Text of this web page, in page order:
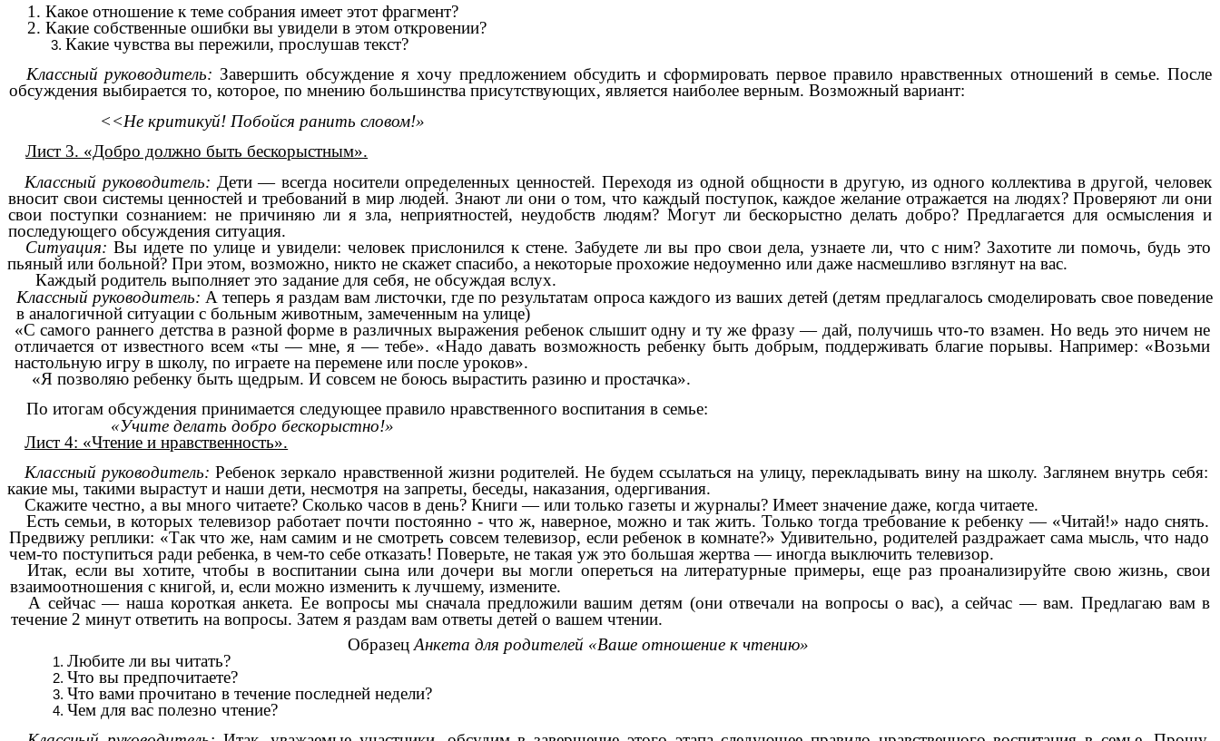
1. Какое отношение к теме собрания имеет этот фрагмент?
2. Какие собственные ошибки вы увидели в этом откровении?
Какие чувства вы пережили, прослушав текст?
Классный руководитель: Завершить обсуждение я хочу предложением обсудить и сформировать первое правило нравственных отношений в семье. После
обсуждения выбирается то, которое, по мнению большинства присутствующих, является наиболее верным. Возможный вариант:
<<Не критикуй! Побойся ранить словом!»
Лист 3. «Добро должно быть бескорыстным».
Классный руководитель: Дети — всегда носители определенных ценностей. Переходя из одной общности в другую, из одного коллектива в другой, человек
вносит свои системы ценностей и требований в мир людей. Знают ли они о том, что каждый поступок, каждое желание отражается на людях? Проверяют ли они
свои поступки сознанием: не причиняю ли я зла, неприятностей, неудобств людям? Могут ли бескорыстно делать добро? Предлагается для осмысления и
последующего обсуждения ситуация.
Ситуация: Вы идете по улице и увидели: человек прислонился к стене. Забудете ли вы про свои дела, узнаете ли, что с ним? Захотите ли помочь, будь это
пьяный или больной? При этом, возможно, никто не скажет спасибо, а некоторые прохожие недоуменно или даже насмешливо взглянут на вас.
Каждый родитель выполняет это задание для себя, не обсуждая вслух.
Классный руководитель:А теперь я раздам вам листочки, где по результатам опроса каждого из ваших детей (детям предлагалось смоделировать свое поведение
в аналогичной ситуации с больным животным, замеченным на улице)
«С самого раннего детства в разной форме в различных выражения ребенок слышит одну и ту же фразу — дай, получишь что-то взамен. Но ведь это ничем не
отличается от известного всем «ты — мне, я — тебе». «Надо давать возможность ребенку быть добрым, поддерживать благие порывы. Например: «Возьми
настольную игру в школу, по играете на перемене или после уроков».
«Я позволяю ребенку быть щедрым. И совсем не боюсь вырастить разиню и простачка».
По итогам обсуждения принимается следующее правило нравственного воспитания в семье:
«Учите делать добро бескорыстно!»
Лист 4: «Чтение и нравственность».
Классный руководитель:Ребенок зеркало нравственной жизни родителей. Не будем ссылаться на улицу, перекладывать вину на школу. Заглянем внутрь себя:
какие мы, такими вырастут и наши дети, несмотря на запреты, беседы, наказания, одергивания.
Скажите честно, а вы много читаете? Сколько часов в день? Книги — или только газеты и журналы? Имеет значение даже, когда читаете.
Есть семьи, в которых телевизор работает почти постоянно - что ж, наверное, можно и так жить. Только тогда требование к ребенку — «Читай!» надо снять.
Предвижу реплики: «Так что же, нам самим и не смотреть совсем телевизор, если ребенок в комнате?» Удивительно, родителей раздражает сама мысль, что надо
чем-то поступиться ради ребенка, в чем-то себе отказать! Поверьте, не такая уж это большая жертва — иногда выключить телевизор.
Итак, если вы хотите, чтобы в воспитании сына или дочери вы могли опереться на литературные примеры, еще раз проанализируйте свою жизнь, свои
взаимоотношения с книгой, и, если можно изменить к лучшему, измените.
А сейчас — наша короткая анкета. Ее вопросы мы сначала предложили вашим детям (они отвечали на вопросы о вас), а сейчас — вам. Предлагаю вам в
течение 2 минут ответить на вопросы. Затем я раздам вам ответы детей о вашем чтении.
ОбразецАнкета для родителей «Ваше отношение к чтению»
Любите ли вы читать?
Что вы предпочитаете?
Что вами прочитано в течение последней недели?
Чем для вас полезно чтение?